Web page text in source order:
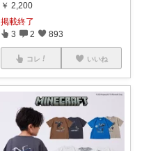
￥ 2,200
掲載終了
3 2 893
コレ いいね